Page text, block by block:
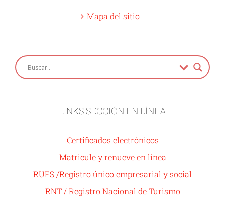
Mapa del sitio
LINKS SECCIÓN EN LÍNEA
Certificados electrónicos
Matricule y renueve en línea
RUES /Registro único empresarial y social
RNT / Registro Nacional de Turismo